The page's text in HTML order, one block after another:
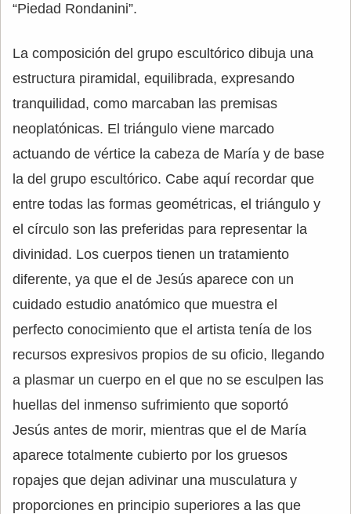
“Piedad Rondanini”.
La composición del grupo escultórico dibuja una
estructura piramidal, equilibrada, expresando
tranquilidad, como marcaban las premisas
neoplatónicas. El triángulo viene marcado
actuando de vértice la cabeza de María y de base
la del grupo escultórico. Cabe aquí recordar que
entre todas las formas geométricas, el triángulo y
el círculo son las preferidas para representar la
divinidad. Los cuerpos tienen un tratamiento
diferente, ya que el de Jesús aparece con un
cuidado estudio anatómico que muestra el
perfecto conocimiento que el artista tenía de los
recursos expresivos propios de su oficio, llegando
a plasmar un cuerpo en el que no se esculpen las
huellas del inmenso sufrimiento que soportó
Jesús antes de morir, mientras que el de María
aparece totalmente cubierto por los gruesos
ropajes que dejan adivinar una musculatura y
proporciones en principio superiores a las que